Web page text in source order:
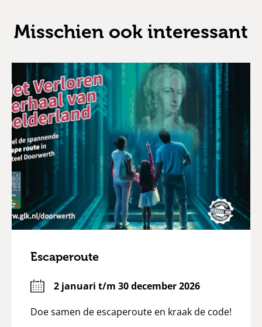
Misschien ook interessant
Escaperoute
2 januari t/m 30 december 2026
Doe samen de escaperoute en kraak de code!